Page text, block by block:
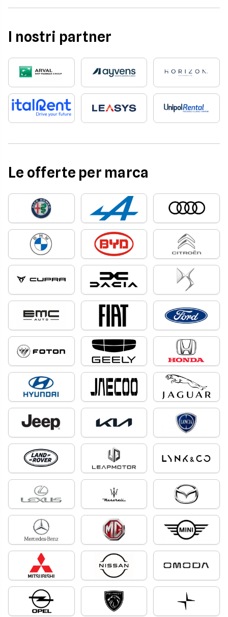
I nostri partner
Le offerte per marca